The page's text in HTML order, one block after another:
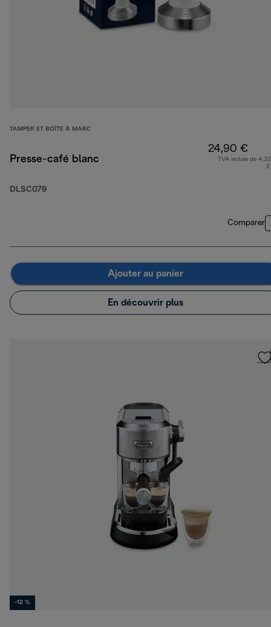
TAMPER ET BOÎTE À MARC
Presse-café blanc
DLSC079
24,90 €
TVA incluse de
Comparer
Ajouter au panier
En découvrir plus
-12 %